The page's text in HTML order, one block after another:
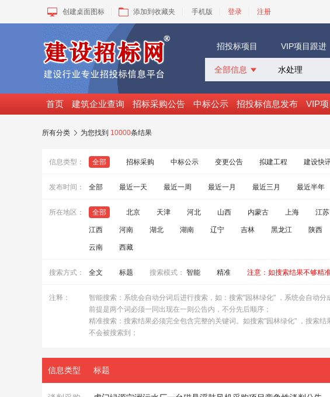
创建桌面图标 添加到收藏夹 手机版 登录 注册
招投标项目 VIP项目跟进
全部信息 
招标采购
中标公示
询价采购
首页 建筑企业查询 招标采购公告 中标公示 招投标信息发布 VIP
所有分类  为您找到 10000条结果
信息类型： 全部 招标采购 中标公示 变更公告 拟建工程 建设快
发布时间： 全部 最近一天 最近一周 最近一月 最近三月 最近半年
所在地区： 全部 北京 天津 河北 山西 内蒙古 上海 江苏
江西 河南 湖北 湖南 辽宁 吉林 黑龙江 陕西
云南 西藏
搜索方式： 全文 标题 搜索模式： 智能 精准 注意：如搜索结果不够精
注释：
智能搜索：系统会自动分词后进行搜索，如：搜索"园林绿化" ，系统会自动分
前提是两个词必须一同出现在一则公告内，不分先后顺序；
精准搜索：搜索结果必须完全包含完整的关键词。如搜索"园林绿化" ，搜索结
不会被搜索到；
信息类型 标题